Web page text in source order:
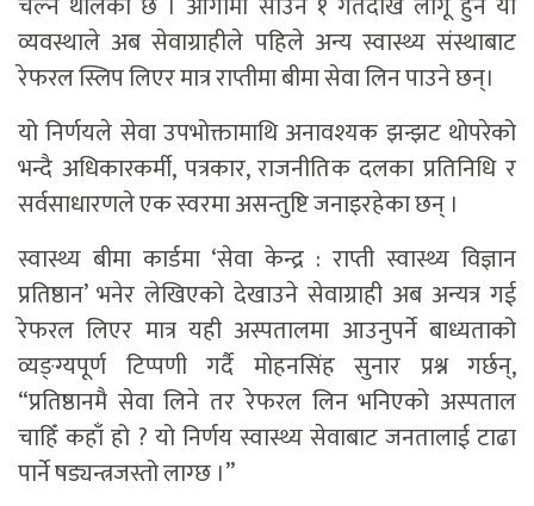
व्यवस्थाले अब सेवाग्राहीले पहिले अन्य स्वास्थ्य संस्थाबाट
रेफरल स्लिप लिएर मात्र राप्तीमा बीमा सेवा लिन पाउने छन्।
यो निर्णयले सेवा उपभोक्तामाथि अनावश्यक झन्झट थोपरेको
भन्दै अधिकारकर्मी, पत्रकार, राजनीतिक दलका प्रतिनिधि र
सर्वसाधारणले एक स्वरमा असन्तुष्टि जनाइरहेका छन् ।
स्वास्थ्य बीमा कार्डमा ‘सेवा केन्द्र : राप्ती स्वास्थ्य विज्ञान
प्रतिष्ठान’ भनेर लेखिएको देखाउने सेवाग्राही अब अन्यत्र गई
रेफरल लिएर मात्र यही अस्पतालमा आउनुपर्ने बाध्यताको
व्यङ्ग्यपूर्ण टिप्पणी गर्दै मोहनसिंह सुनार प्रश्न गर्छन्,
“प्रतिष्ठानमै सेवा लिने तर रेफरल लिन भनिएको अस्पताल
चाहिँ कहाँ हो ? यो निर्णय स्वास्थ्य सेवाबाट जनतालाई टाढा
पार्ने षड्यन्त्रजस्तो लाग्छ ।”